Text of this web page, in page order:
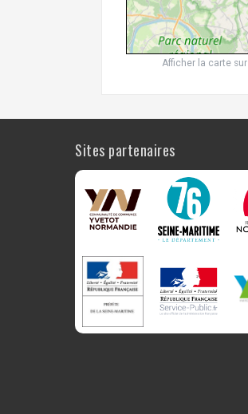
Afficher la cartesur
Sites partenaires